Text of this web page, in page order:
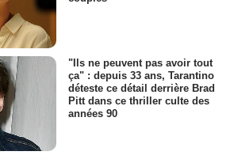
"Ils ne peuvent pas avoir tout
ça" : depuis 33 ans, Tarantino
déteste ce détail derrière Brad
Pitt dans ce thriller culte des
années 90